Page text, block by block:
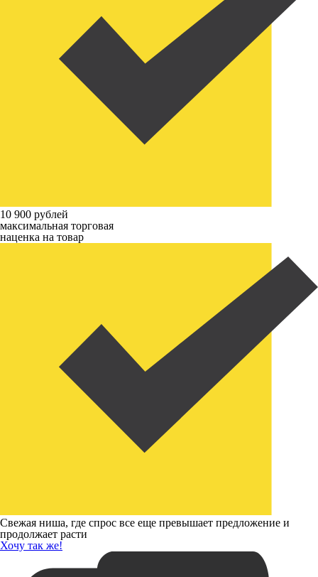
10 900 рублей
максимальная торговая
наценка на товар
Свежая ниша, где спрос все еще превышает предложение и
продолжает расти
Хочу так же!